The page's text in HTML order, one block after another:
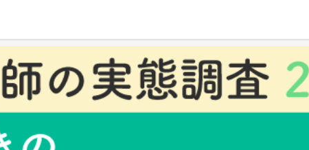
療 片頭痛における最新の知見 ～CGRP関連製剤 最新の知見～